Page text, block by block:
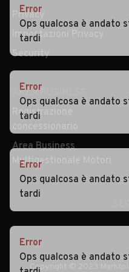
Privacy
Impostazioni Privacy
Security
AREA BUSINESS
Registrazione
Area Business
Multigestionale Motori
Copyright © 2023
Error
Ops qualcosa è andato
tardi
Error
Ops qualcosa è andato
tardi
Error
Ops qualcosa è andato
tardi
Error
Ops qualcosa è andato